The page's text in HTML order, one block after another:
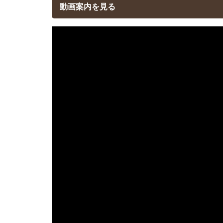
動画案内を見る